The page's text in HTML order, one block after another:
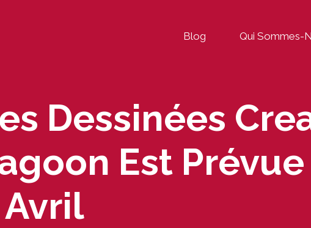
Blog Qui Sommes-
Dessinées
Est
Avril